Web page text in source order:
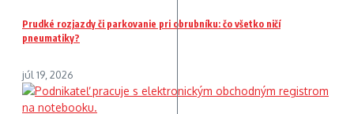
Prudké rozjazdy či parkovanie pri obrubníku: čo všetko ničí
pneumatiky?
júl 19, 2026